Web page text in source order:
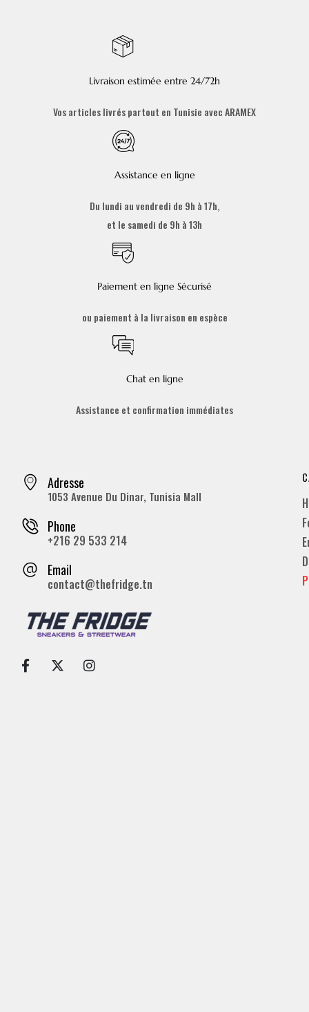
Livraison estimée entre 24/72h
Vos articles livrés partout en Tunisie avec ARAMEX
Assistance en ligne
Du lundi au vendredi de 9h à 17h,
et le samedi de 9h à 13h
Paiement en ligne Sécurisé
ou paiement à la livraison en espèce
Chat en ligne
Assistance et confirmation immédiates
Adresse
1053 Avenue Du Dinar, Tunisia Mall
Phone
+216 29 533 214
Email
contact@thefridge.tn